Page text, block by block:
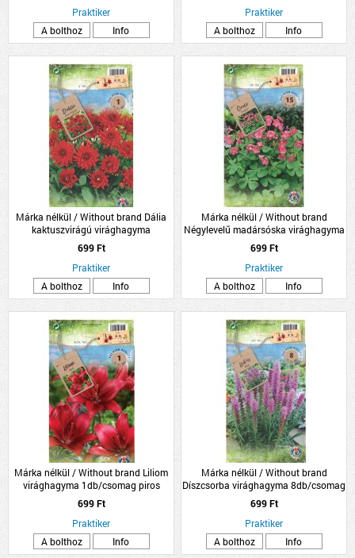
Praktiker
A bolthoz
Info
Praktiker
A bolthoz
Info
Márka nélkül / Without brand Dália
kaktuszvirágú virághagyma
1db/csomag piros
699 Ft
Praktiker
A bolthoz
Info
Márka nélkül / Without brand
Négylevelű madársóska virághagyma
15db/csomag
699 Ft
Praktiker
A bolthoz
Info
Márka nélkül / Without brand Liliom
virághagyma 1db/csomag piros
699 Ft
Praktiker
A bolthoz
Info
Márka nélkül / Without brand
Díszcsorba virághagyma 8db/csomag
kék
699 Ft
Praktiker
A bolthoz
Info